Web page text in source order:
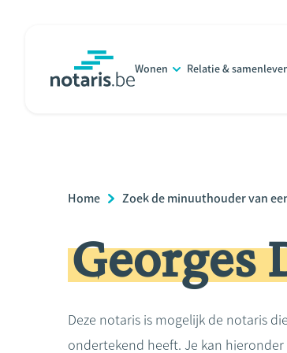
Wonen Relatie &
Breadcrumb
Home Zoek de minuuthouder van
Georges
Deze notaris is mogelijk de notaris
ondertekend heeft. Je kan